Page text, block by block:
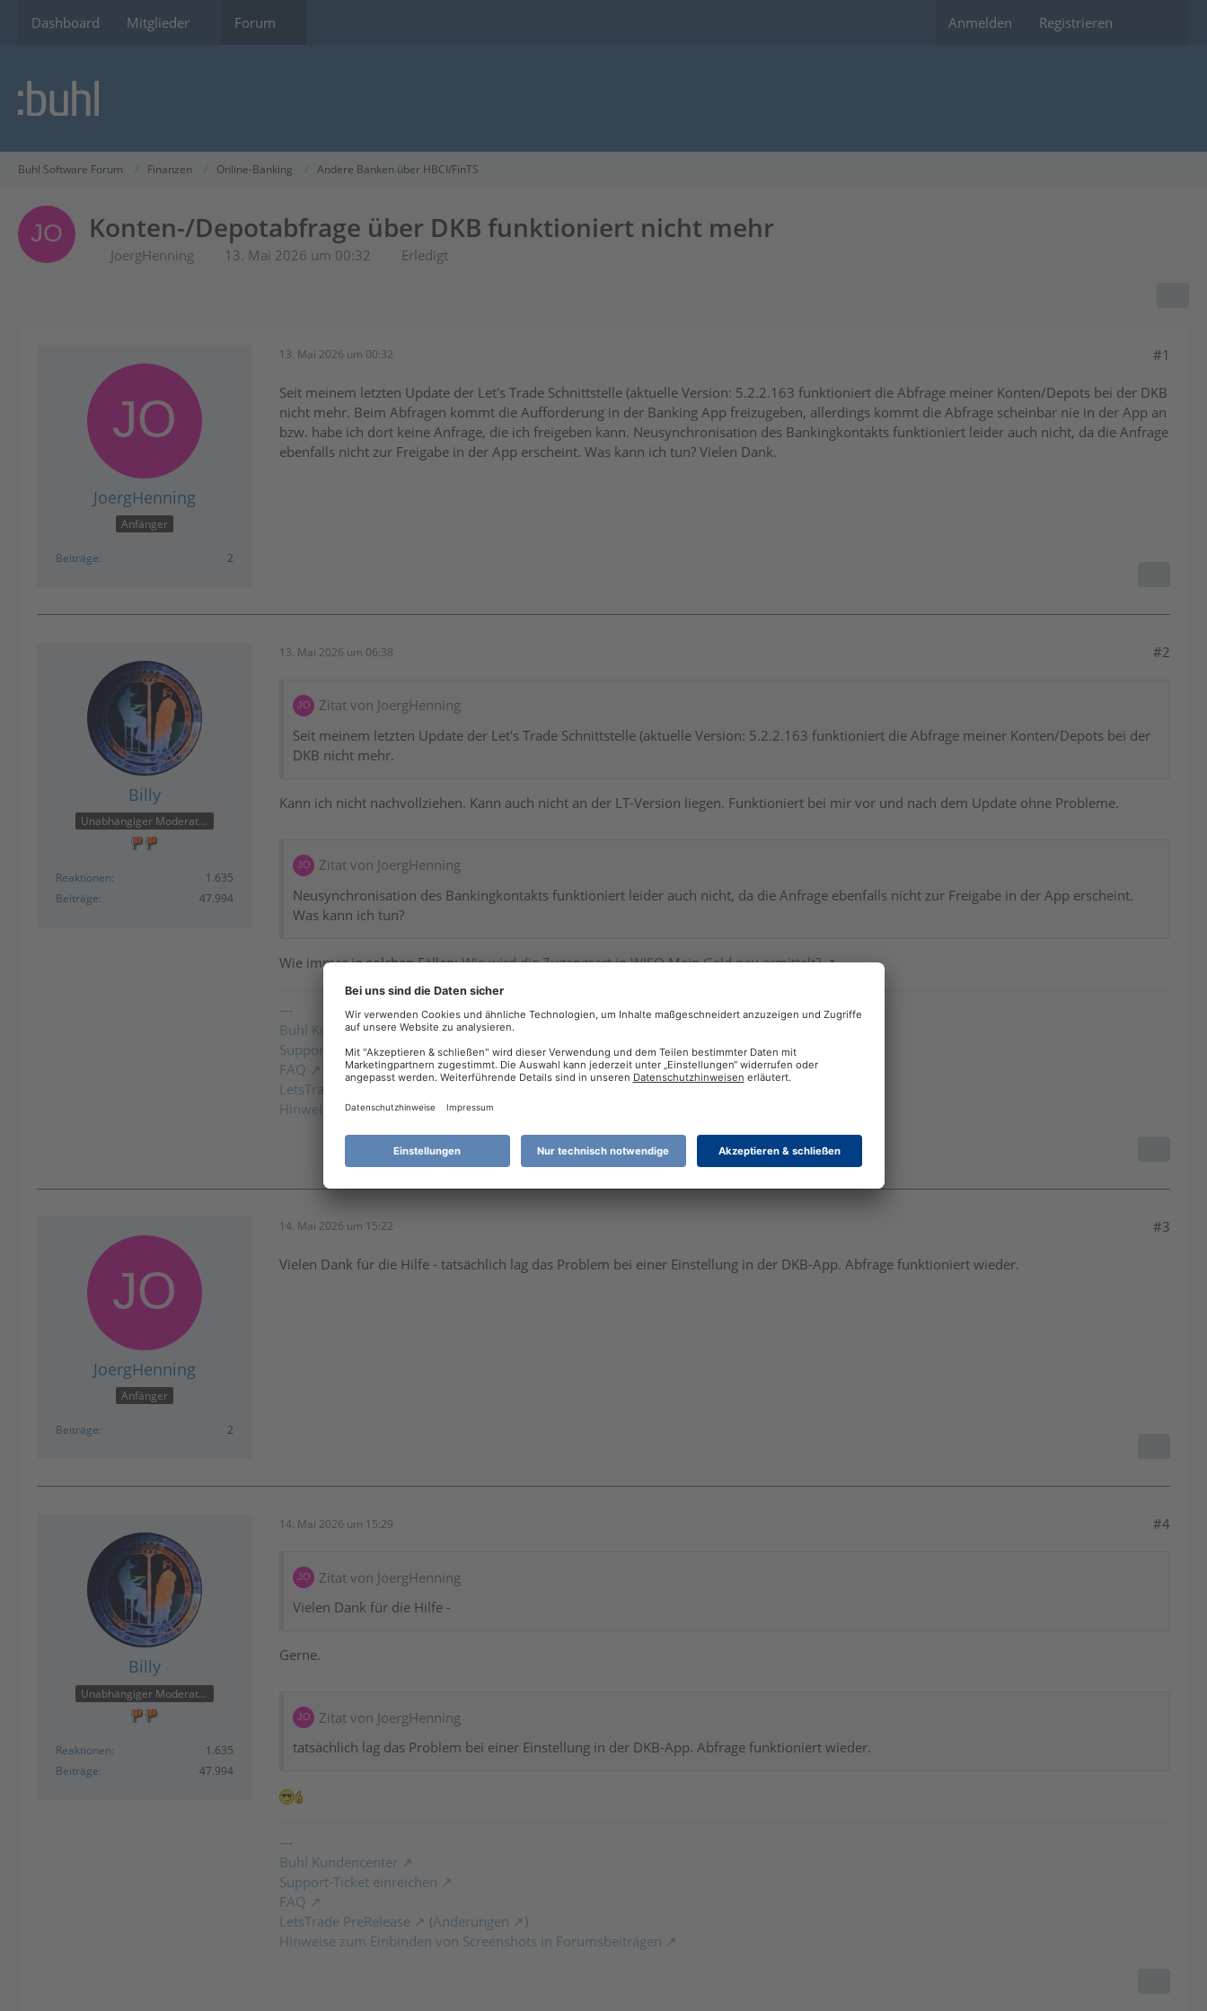
Dashboard Mitglieder Forum Anmelden Registrieren
Buhl Software Forum Finanzen Online-Banking Andere Banken über HBCI/FinTS
Konten-/Depotabfrage über DKB funktioniert nicht mehr
JoergHenning 13. Mai 2026 um 00:32 Erledigt
JoergHenning
Anfänger
Beiträge 2
13. Mai 2026 um 00:32 #1
Seit meinem letzten Update der Let's Trade Schnittstelle (aktuelle Version: 5.2.2.163 funktioniert die Abfrage meiner Konten/Depots bei der DKB
nicht mehr. Beim Abfragen kommt die Aufforderung in der Banking App freizugeben, allerdings kommt die Abfrage scheinbar nie in der App an
bzw. habe ich dort keine Anfrage, die ich freigeben kann. Neusynchronisation des Bankingkontakts funktioniert leider auch nicht, da die Anfrage
ebenfalls nicht zur Freigabe in der App erscheint. Was kann ich tun? Vielen Dank.
Billy
Unabhängiger Moderator
Reaktionen
1.635
Beiträge
47.994
13. Mai 2026 um 06:38 #2
Zitat von JoergHenning
Seit meinem letzten Update der Let's Trade Schnittstelle (aktuelle Version: 5.2.2.163 funktioniert die Abfrage meiner Konten/Depots bei der
DKB nicht mehr.
Kann ich nicht nachvollziehen. Kann auch nicht an der LT-Version liegen. Funktioniert bei mir vor und nach dem Update ohne Probleme.
Zitat von JoergHenning
Neusynchronisation des Bankingkontakts funktioniert leider auch nicht, da die Anfrage ebenfalls nicht zur Freigabe in der App erscheint.
Was kann ich tun?
Wie immer in solchen Fällen:Wie wird die Zugangsart in WISO Mein Geld neu ermittelt?
---
Buhl Kundencenter
Support-Ticket einreichen
FAQ
LetsTrade PreRelease
Hinweise zum Einbinden von Screenshots in Forumsbeiträgen
JoergHenning
Anfänger
Beiträge 2
14. Mai 2026 um 15:22 #3
Vielen Dank für die Hilfe - tatsächlich lag das Problem bei einer Einstellung in der DKB-App. Abfrage funktioniert wieder.
Billy
Unabhängiger Moderator
Reaktionen
1.635
Beiträge
47.994
14. Mai 2026 um 15:29 #4
Zitat von JoergHenning
Vielen Dank für die Hilfe -
Gerne.
Zitat von JoergHenning
tatsächlich lag das Problem bei einer Einstellung in der DKB-App. Abfrage funktioniert wieder.
---
Buhl Kundencenter
Support-Ticket einreichen
FAQ
LetsTrade PreRelease
(Änderungen
)
Hinweise zum Einbinden von Screenshots in Forumsbeiträgen